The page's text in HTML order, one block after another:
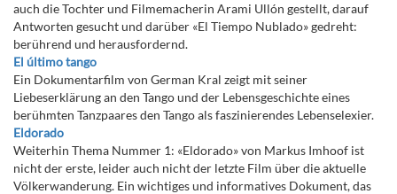
auch die Tochter und Filmemacherin Arami Ullón gestellt, darauf
Antworten gesucht und darüber «El Tiempo Nublado» gedreht:
berührend und herausfordernd.
El último tango
Ein Dokumentarfilm von German Kral zeigt mit seiner
Liebeserklärung an den Tango und der Lebensgeschichte eines
berühmten Tanzpaares den Tango als faszinierendes Lebenselexier.
Eldorado
Weiterhin Thema Nummer 1: «Eldorado» von Markus Imhoof ist
nicht der erste, leider auch nicht der letzte Film über die aktuelle
Völkerwanderung. Ein wichtiges und informatives Dokument, das